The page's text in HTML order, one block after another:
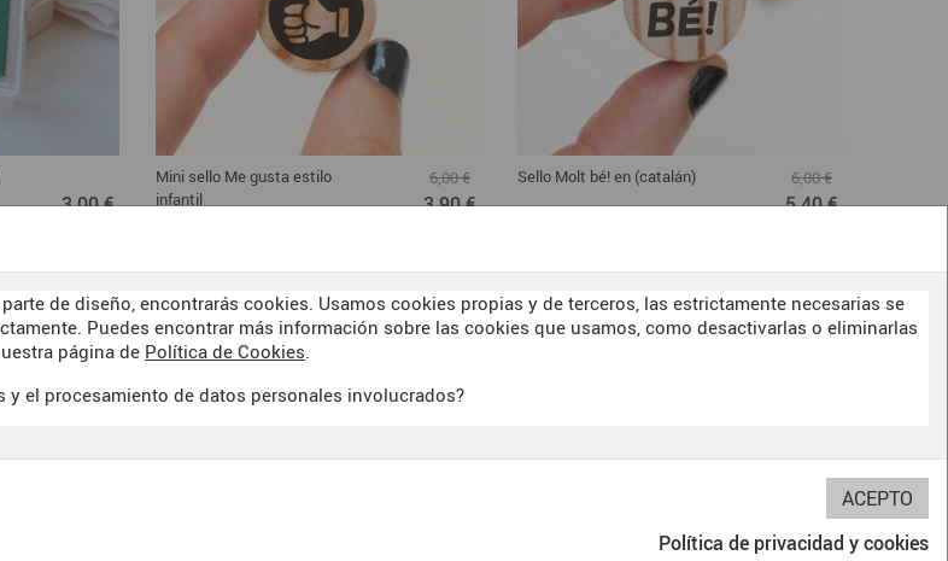
de diseño, encontrarás cookies. Usamos cookies propias y de terceros, las estrictamente necesarias se
Puedes encontrar más información sobre las cookies que usamos, como desactivarlas o eliminarlas
página de Política de Cookies.
y el procesamiento de datos personales involucrados?
Política de privacidad y cookies
3,00 €
Mini sello Me gusta estilo
infantil
6,00 €
3,90 €
Sello Molt bé! en (catalán) 6,00 €
5,40 €
POLÍTICA DE COOKIES
DARK SIDE